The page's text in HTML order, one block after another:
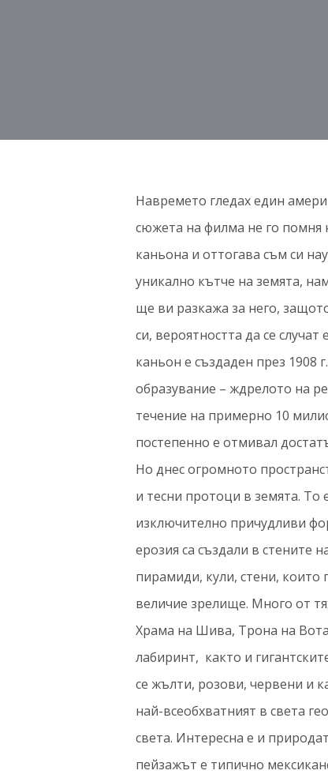
Навремето гледах един
сюжета на филма не го помня
каньона и оттогава съм си
уникално кътче на земята,
ще ви разкажа за него,
си, вероятността да се
каньон е създаден през 1908
образувание – ждрелото на
течение на примерно 10
постепенно е отмивал
Но днес огромното
и тесни протоци в земята. То
изключително причудливи
ерозия са създали в стените
пирамиди, кули, стени, които
величие зрелище. Много от
Храма на Шива, Трона на
лабиринт, както и
се жълти, розови, червени и
най-всеобхватният в света
света. Интересна е и
пейзажът е типично